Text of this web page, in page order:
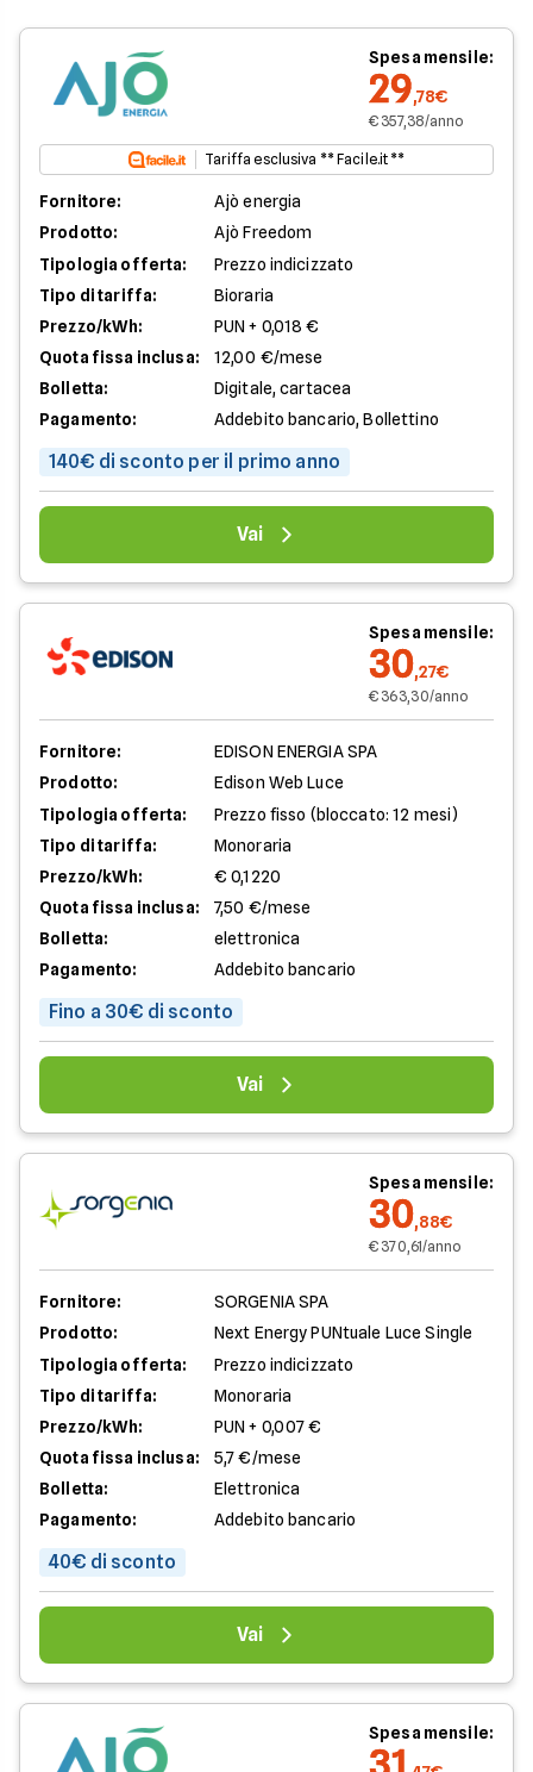
Spesa mensile:
29,78€
€ 357,38/anno
Tariffa esclusiva ** Facile.it **
Fornitore:
Ajò energia
Prodotto:
Ajò Freedom
Tipologia offerta:
Prezzo indicizzato
Tipo di tariffa:
Bioraria
Prezzo/kWh:
PUN + 0,018 €
Quota fissa inclusa:
12,00 €/mese
Bolletta:
Digitale, cartacea
Pagamento:
Addebito bancario, Bollettino
140€ di sconto per il primo anno
Vai
Spesa mensile:
30,27€
€ 363,30/anno
Fornitore:
EDISON ENERGIA SPA
Prodotto:
Edison Web Luce
Tipologia offerta:
Prezzo fisso (bloccato: 12 mesi)
Tipo di tariffa:
Monoraria
Prezzo/kWh:
€ 0,1220
Quota fissa inclusa:
7,50 €/mese
Bolletta:
elettronica
Pagamento:
Addebito bancario
Fino a 30€ di sconto
Vai
Spesa mensile:
30,88€
€ 370,61/anno
Fornitore:
SORGENIA SPA
Prodotto:
Next Energy PUNtuale Luce Single
Tipologia offerta:
Prezzo indicizzato
Tipo di tariffa:
Monoraria
Prezzo/kWh:
PUN + 0,007 €
Quota fissa inclusa:
5,7 €/mese
Bolletta:
Elettronica
Pagamento:
Addebito bancario
40€ di sconto
Vai
Spesa mensile: